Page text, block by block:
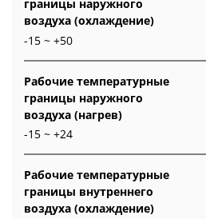
границы наружного
воздуха (охлаждение)
-15 ~ +50
Рабочие температурные
границы наружного
воздуха (нагрев)
-15 ~ +24
Рабочие температурные
границы внутреннего
воздуха (охлаждение)